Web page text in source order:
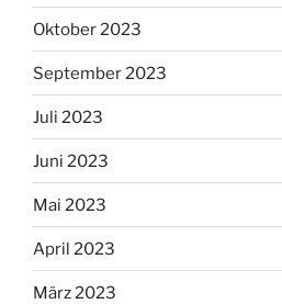
Oktober 2023
September 2023
Juli 2023
Juni 2023
Mai 2023
April 2023
März 2023